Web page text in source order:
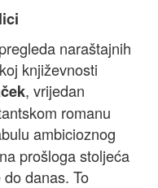
naraštajnih
književnosti
, vrijedan
romanu
ambicioznog
prošloga stoljeća
danas. To